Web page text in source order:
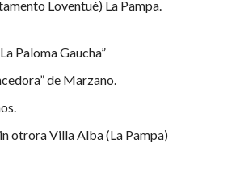
Loventué) La Pampa.
Paloma Gaucha”
de Marzano.
otrora Villa Alba (La Pampa)